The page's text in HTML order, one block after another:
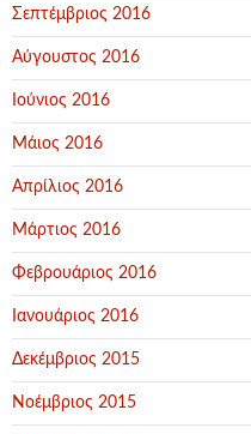
Σεπτέμβριος 2016
Αύγουστος 2016
Ιούνιος 2016
Μάιος 2016
Απρίλιος 2016
Μάρτιος 2016
Φεβρουάριος 2016
Ιανουάριος 2016
Δεκέμβριος 2015
Νοέμβριος 2015